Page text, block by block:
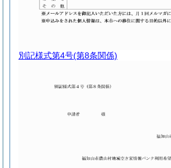
別記様式第4号(第8条関係)